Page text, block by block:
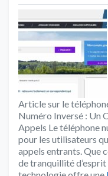
Article sur le
Numéro Inversé : Un
Appels Le téléphone
pour les utilisateurs
appels entrants. Que
de tranquillité